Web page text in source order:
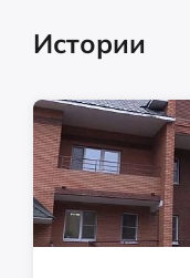
Истории